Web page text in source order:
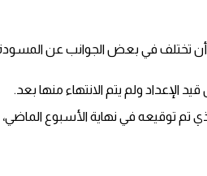
في بعض الجوانب عن المسودة
ولم يتم الانتهاء منها بعد.
الذي تتداوله وسائل إعلام ليس هو النص الذي تم توقيعه في نهاية